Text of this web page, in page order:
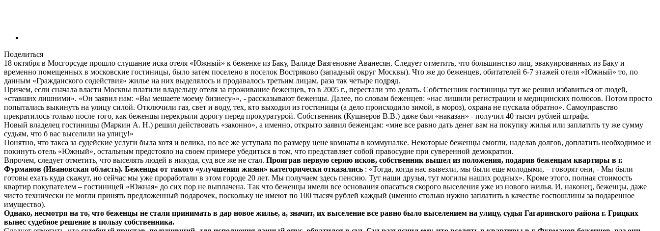
Поделиться
18 октября в Мосгорсуде прошло слушание иска отеля «Южный» к беженке из Баку, Валиде Вазгеновне Аванесян. Следует отметить, что большинство лиц, эвакуированных из Баку и
временно помещенных в московские гостиницы, было затем поселено в поселок Востряково (западный округ Москвы). Что же до беженцев, обитателей 6-7 этажей отеля «Южный» то, по
данным «Гражданского содействия» жилье на них выделялось и продавалось третьим лицам, раза так четыре подряд.
Причем, если сначала власти Москвы платили владельцу отеля за проживание беженцев, то в 2005 г., перестали это делать. Собственник гостиницы тут же решил избавиться от людей,
«ставших лишними». «Он заявил нам: «Вы мешаете моему бизнесу»», - рассказывают беженцы. Далее, по словам беженцев: «нас лишили регистрации и медицинских полюсов. Потом просто
попытались выкинуть на улицу силой. Отключили газ, свет и воду, тех, кто выходил из гостиницы (а дело происходило зимой, в мороз), охрана не пускала обратно». Самоуправство
прекратилось только после того, как беженцы перекрыли дорогу перед прокуратурой. Собственник (Кушнеров В.В.) даже был «наказан» - получил 40 тысяч рублей штрафа.
Новый владелец гостиницы (Маркин А. Н.) решил действовать «законно», а именно, открыто заявил беженцам: «мне все равно дать денег вам на покупку жилья или заплатить ту же сумму
судьям, что б вас выселили на улицу!»
Понятно, что такса за судейские услуги была хотя и велика, но все же уступала по размеру цене комнаты в коммуналке. Некоторые беженцы смогли, наделав долгов, доплатить необходимое и
покинуть отель «Южный», остальным предстояло на своем примере убедиться в том, что представляет собой правосудие при суверенной демократии.
Впрочем, следует отметить, что выселять людей в никуда, суд все же не стал. Проиграв первую серию исков, собственник вышел из положения, подарив беженцам квартиры в г.
Фурманов (Ивановская область). Беженцы от такого «улучшения жизни» категорически отказались : «Тогда, когда нас вывезли, мы были еще молодыми, – говорят они, - Мы были
готовы ехать куда скажут, но сейчас мы уже проработали в этом городе 20 лет. Мы получаем здесь пенсию. Тут наши друзья, тут могилы наших родных». Кроме этого, полная стоимость
квартир покупателем – гостиницей «Южная» до сих пор не выплачена. Так что беженцы имели все основания опасаться скорого выселения уже из нового жилья. И, наконец, беженцы, даже
чисто технически не могли принять предложенный подарочек, поскольку не имеют по 100 тысяч рублей каждый (именно столько нужно заплатить в качестве госпошлины за подаренное
имущество).
Однако, несмотря на то, что беженцы не стали принимать в дар новое жилье, а, значит, их выселение все равно было выселением на улицу, судья Гагаринского района г. Грицких
вынес судебное решение в пользу собственника.